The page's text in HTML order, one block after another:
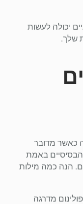
יכולה לעשות
שלך.
כאשר מדובר
הבסיסיים באמת
הנה כמה מילות
מדרגה